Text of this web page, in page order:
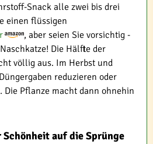
Snack alle zwei bis drei
einen flüssigen
, aber seien Sie vorsichtig -
Die Hälfte der
völlig aus. Im Herbst und
reduzieren oder
Die Pflanze macht dann ohnehin
auf die Sprünge